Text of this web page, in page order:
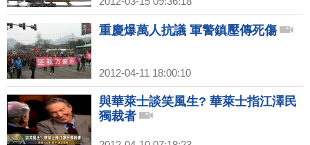
重慶爆萬人抗議 軍警鎮壓傳死傷
2012-04-11 18:00:10
與華萊士談笑風生? 華萊士指江澤民
獨裁者